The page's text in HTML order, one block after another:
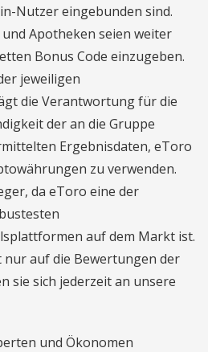
Nutzer eingebunden sind.
Apotheken seien weiter
Bonus Code einzugeben.
jeweiligen
die Verantwortung für die
der an die Gruppe
Ergebnisdaten, eToro
zu verwenden.
da eToro eine der
auf dem Markt ist.
nur auf die Bewertungen der
sie sich jederzeit an unsere
und Ökonomen